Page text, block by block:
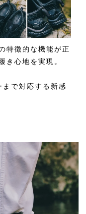
特徴的な機能が正
心地を実現。
で対応する新感